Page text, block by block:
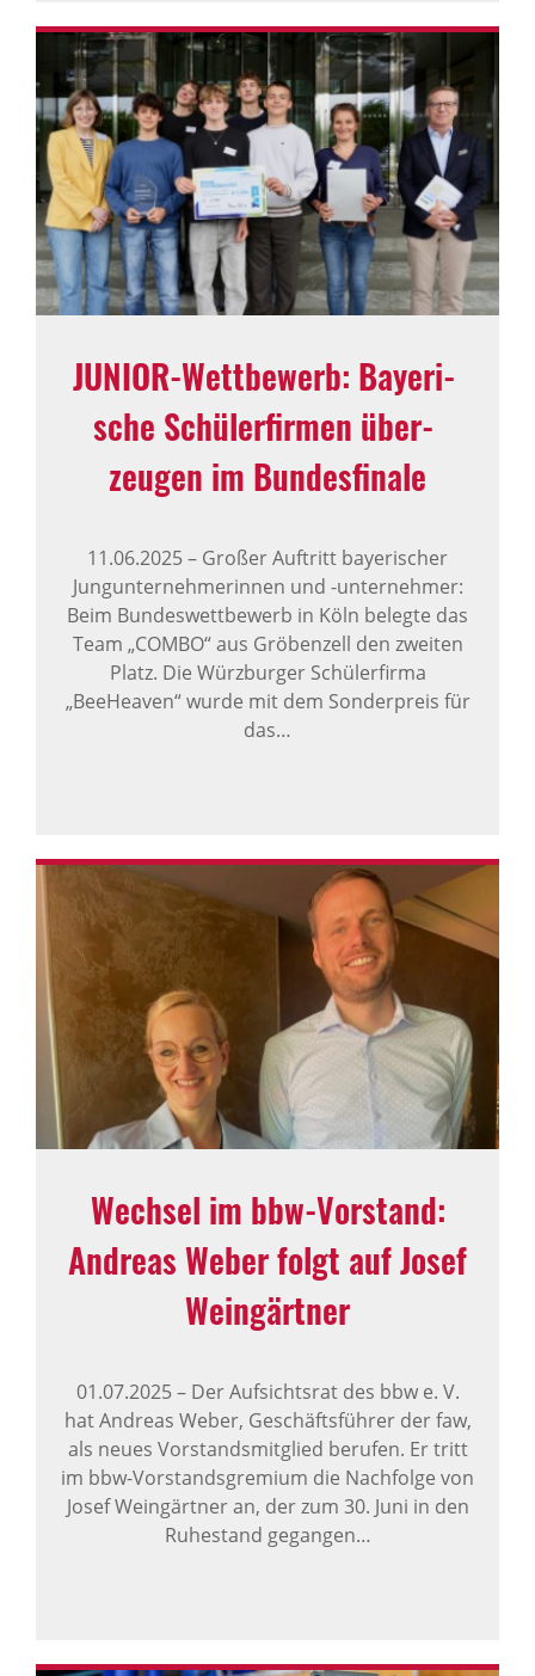
JUNIOR-Wett­be­werb: Baye­ri­
sche Schü­ler­firmen über­
zeugen im Bundes­fi­nale
11.06.2025– Großer Auftritt bayerischer
Jungunternehmerinnen und -unternehmer:
Beim Bundeswettbewerb in Köln belegte das
Team „COMBO“ aus Gröbenzell den zweiten
Platz. Die Würzburger Schülerfirma
„BeeHeaven“ wurde mit dem Sonderpreis für
das…
Wechsel im bbw-Vorstand:
Andreas Weber folgt auf Josef
Wein­gärtner
01.07.2025–Der Aufsichtsrat des bbw e. V.
hat Andreas Weber, Geschäftsführer der faw,
als neues Vorstandsmitglied berufen. Er tritt
im bbw-Vorstandsgremium die Nachfolge von
Josef Weingärtner an, der zum 30. Juni in den
Ruhestand gegangen…